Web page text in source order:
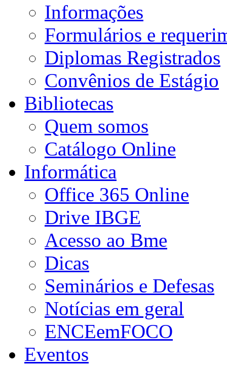
Informações
Formulários e
Diplomas Registrados
Convênios de Estágio
Bibliotecas
Quem somos
Catálogo Online
Informática
Office 365 Online
Drive IBGE
Acesso ao Bme
Dicas
Seminários e Defesas
Notícias em geral
ENCEemFOCO
Eventos